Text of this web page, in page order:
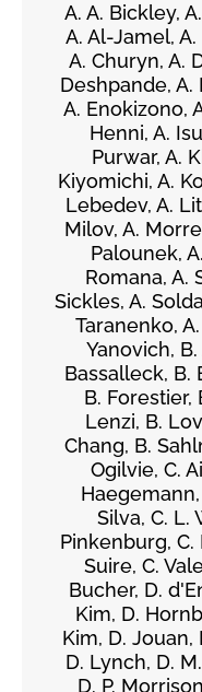
A. A. Bickley,
A. Al-Jamel,
A. Churyn, A.
Deshpande, A.
A. Enokizono,
Henni, A.
Purwar, A.
Kiyomichi, A.
Lebedev, A.
Milov, A.
Palounek,
Romana, A.
Sickles, A.
Taranenko,
Yanovich,
Bassalleck, B.
B. Forestier,
Lenzi, B.
Chang, B.
Ogilvie, C.
Silva, C. L.
Pinkenburg, C.
Suire, C.
Bucher, D.
Kim, D.
Kim, D. Jouan,
D. Lynch, D.
D. P.